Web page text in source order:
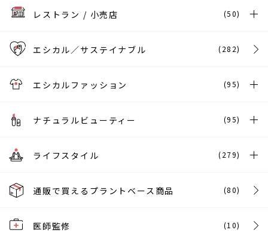
レストラン / 小売店 (50)
エシカル／サステイナブル (282)
エシカルファッション (95)
ナチュラルビューティー (95)
ライフスタイル (279)
通販で買えるプラントベース商品 (80)
医師監修 (10)